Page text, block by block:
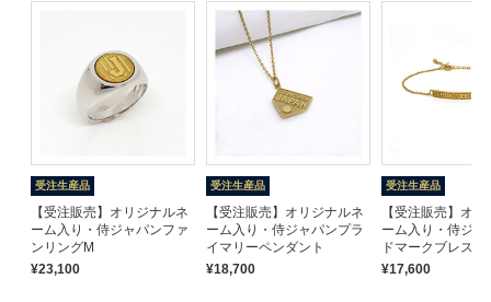
受注生産品
【受注販売】オリジナルネ
ーム入り・侍ジャパンファ
ンリングM
¥23,100
受注生産品
【受注販売】オリジナルネ
ーム入り・侍ジャパンプラ
イマリーペンダント
¥18,700
受注生産品
【受注販売】オ
ーム入り・侍ジャ
ドマークブレスレ
¥17,600